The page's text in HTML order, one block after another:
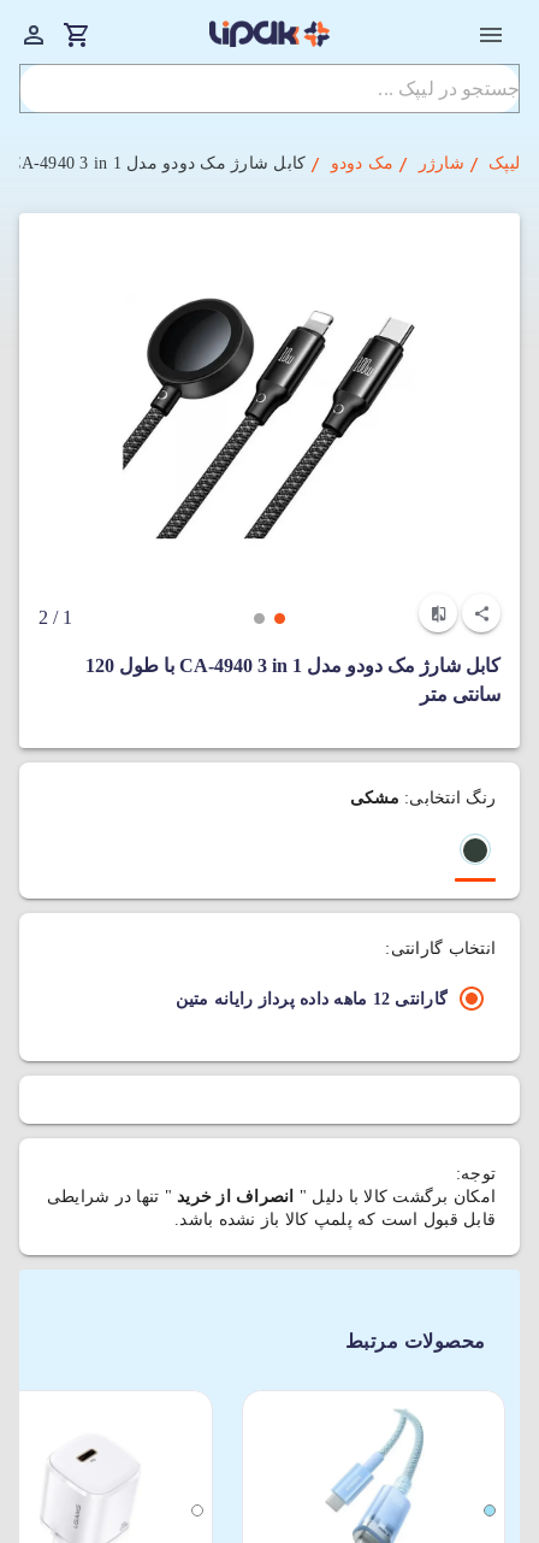
لیپک شارژر مک دودو کابل شارژ مک دودو مدل CA-4940 3 in 1 با طول 120 سانتی متر
1
/ 2
کابل شارژ مک دودو مدل CA-4940 3 in 1 با طول 120
سانتی متر
رنگ انتخابی: مشکی
انتخاب گارانتی:
گارانتی 12 ماهه داده پرداز رایانه متین
توجه:
امکان برگشت کالا با دلیل "
انصراف از خرید " تنها در شرایطی
قابل قبول است که پلمپ کالا باز نشده باشد.
محصولات مرتبط